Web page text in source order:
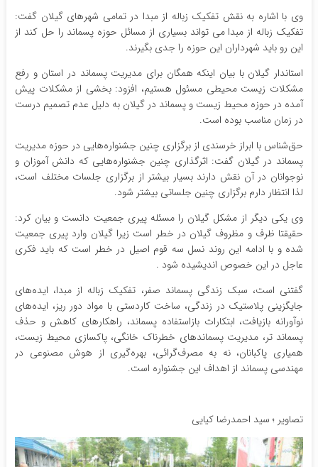
وی با اشاره به نقش تفکیک زباله از مبدا در تمامی شهرهای گیلان گفت:
تفکیک زباله از مبدا می تواند بسیاری از مسائل حوزه پسماند را حل کند از
این رو باید شهرداران این حوزه را جدی بگیرند.
استاندار گیلان با بیان اینکه همگان برای مدیریت پسماند در استان و رفع
مشکلات زیست محیطی مسئول هستیم، افزود: بخشی از مشکلات پیش
آمده در حوزه محیط زیست و پسماند در گیلان به دلیل عدم تصمیم درست
در زمان مناسب بوده است.
حق‌شناس با ابراز خرسندی از برگزاری چنین جشنواره‌هایی در حوزه مدیریت
پسماند در گیلان گفت: اثرگذاری چنین جشنواره‌هایی که دانش آموزان و
نوجوانان در آن نقش دارند بسیار بیشتر از برگزاری جلسات مختلف است،
لذا انتظار دارم برگزاری چنین جلساتی بیشتر شود.
وی یکی دیگر از مشکل گیلان را مسئله پیری جمعیت دانست و بیان کرد:
حقیقتا ظرف و مظروف گیلان در خطر است زیرا گیلان وارد پیری جمعیت
شده و با ادامه این روند نسل سه قوم اصیل در خطر است که باید فکری
عاجل در این خصوص اندیشیده شود .
گفتنی است، سبک زندگی پسماند صفر، تفکیک زباله از مبدا، ایده‌های
جایگزینی پلاستیک در زندگی، ساخت کاردستی با مواد دور ریز، ایده‌های
نوآورانه بازیافت، ابتکارات بازاستفاده پسماند، راهکارهای کاهش و حذف
پسماند تر، مدیریت پسماندهای خطرناک خانگی، پاکسازی محیط زیست،
همیاری پاکبانان، نه به مصرف‌گرائی، بهره‌گیری از هوش مصنوعی در
مهندسی پسماند از اهداف این جشنواره است.
تصاویر ؛ سید احمدرضا کیایی